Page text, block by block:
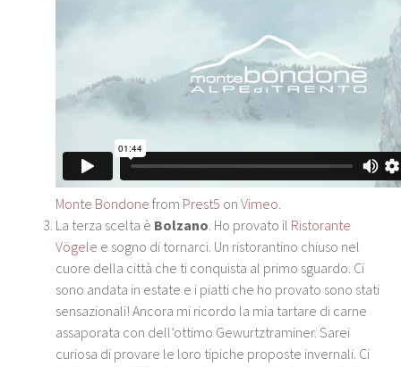
Monte Bondone from Prest5 onVimeo
La terza scelta è Bolzano . Ho provato il Ristorante
Vögele e sogno di tornarci. Un ristorantino chiuso nel
cuore della città che ti conquista al primo sguardo. Ci
sono andata in estate e i piatti che ho provato sono stati
sensazionali! Ancora mi ricordo la mia tartare di carne
assaporata con dell’ottimo Gewurtztraminer. Sarei
curiosa di provare le loro tipiche proposte invernali. Ci